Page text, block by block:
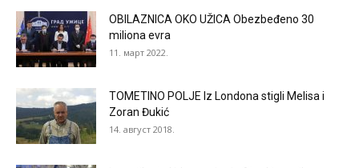
OBILAZNICA OKO UŽICA Obezbeđeno 30
miliona evra
11. март 2022.
TOMETINO POLJE Iz Londona stigli Melisa i
Zoran Đukić
14. август 2018.